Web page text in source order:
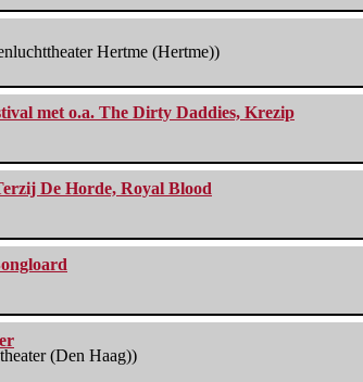
Hertme (Hertme))
met o.a. The Dirty Daddies, Krezip
De Horde, Royal Blood
(Den Haag))